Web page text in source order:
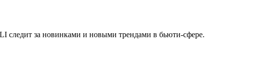
следит за новинками и новыми трендами в бьюти-сфере.